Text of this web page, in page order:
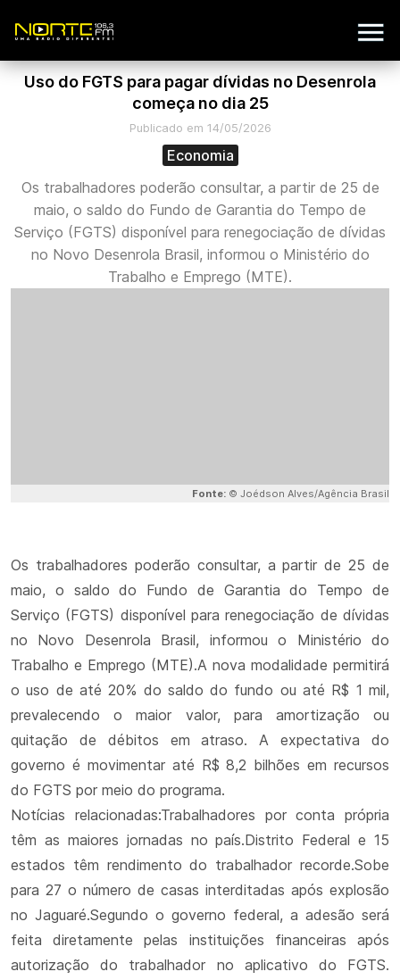
Uso do FGTS para pagar dívidas no Desenrola
começa no dia 25
Publicado em 14/05/2026
Economia
Os trabalhadores poderão consultar, a partir de 25 de
maio, o saldo do Fundo de Garantia do Tempo de
Serviço (FGTS) disponível para renegociação de dívidas
no Novo Desenrola Brasil, informou o Ministério do
Trabalho e Emprego (MTE).
Fonte: © Joédson Alves/Agência Brasil
Os trabalhadores poderão consultar, a partir de 25 de
maio, o saldo do Fundo de Garantia do Tempo de
Serviço (FGTS) disponível para renegociação de dívidas
no Novo Desenrola Brasil, informou o Ministério do
Trabalho e Emprego (MTE).A nova modalidade permitirá
o uso de até 20% do saldo do fundo ou até R$ 1 mil,
prevalecendo o maior valor, para amortização ou
quitação de débitos em atraso. A expectativa do
governo é movimentar até R$ 8,2 bilhões em recursos
do FGTS por meio do programa.
Notícias relacionadas:Trabalhadores por conta própria
têm as maiores jornadas no país.Distrito Federal e 15
estados têm rendimento do trabalhador recorde.Sobe
para 27 o número de casas interditadas após explosão
no Jaguaré.Segundo o governo federal, a adesão será
feita diretamente pelas instituições financeiras após
autorização do trabalhador no aplicativo do FGTS.